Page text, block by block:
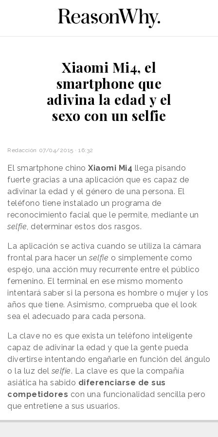
Xiaomi Mi4, el
smartphone que
adivina la edad y el
sexo con un selfie
Redacción 07/04/2015 · 16:32
El smartphone chino Xiaomi Mi4 llega pisando
fuerte gracias a una aplicación que es capaz de
adivinar la edad y el género de una persona. El
teléfono tiene instalado un programa de
reconocimiento facial que le permite, mediante un
selfie , determinar estos dos rasgos.
La aplicación se activa cuando se utiliza la cámara
frontal para hacer un selfie o simplemente como
espejo, una acción muy recurrente entre el público
femenino. El terminal en ese mismo momento
intentará saber si la persona es hombre o mujer y los
años que tiene. Asimismo, comprueba que el look
sea el adecuado para cada persona.
La clave no es que exista un teléfono inteligente
capaz de adivinar la edad y que la gente pueda
divertirse intentando engañarle en función del ángulo
o la luz del selfie. La clave es que la compañía
asiática ha sabido diferenciarse de sus
competidores con una funcionalidad sencilla pero
que entretiene a sus usuarios.